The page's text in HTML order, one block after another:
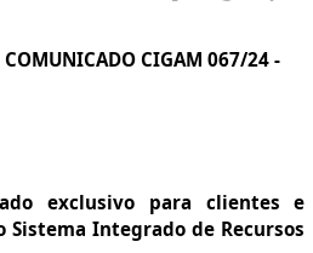
COMUNICADO CIGAM 067/24 -
exclusivo para clientes e
Integrado de Recursos